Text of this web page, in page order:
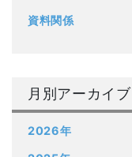
資料関係
月別アーカイブ
2026年